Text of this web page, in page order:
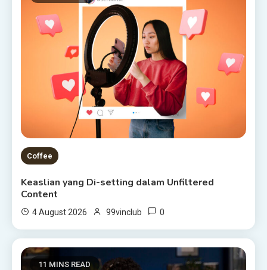
Coffee
Keaslian yang Di-setting dalam Unfiltered
Content
4 August 2026 99vinclub 0
11 MINS READ